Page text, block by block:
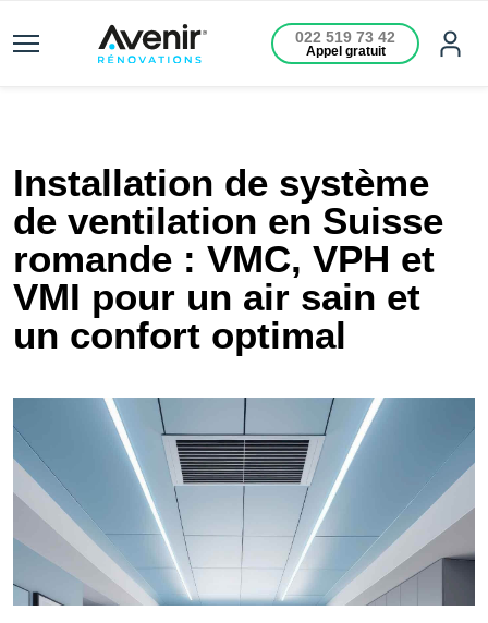
022 519 73 42
Appel gratuit
Installation de système
de ventilation en Suisse
romande : VMC, VPH et
VMI pour un air sain et
un confort optimal